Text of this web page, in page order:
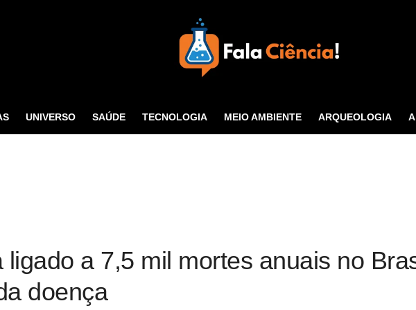
Tecnologia
UNIVERSO SAÚDE TECNOLOGIA MEIO AMBIENTE ARQUEOLOGIA
ligado a 7,5 mil mortes anuais no
doença